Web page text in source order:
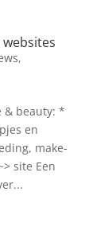
,
& beauty: *
en
make-
site Een